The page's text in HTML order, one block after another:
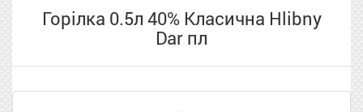
Горілка 0.5л 40% Класична Hlibny
Dar пл